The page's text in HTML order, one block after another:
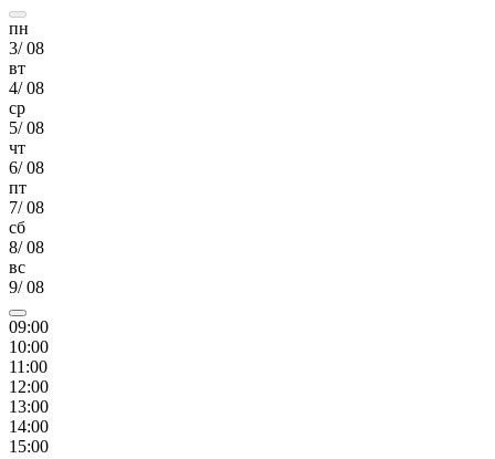
пн
3/08
вт
4/08
ср
5/08
чт
6/08
пт
7/08
сб
8/08
вс
9/08
09:00
10:00
11:00
12:00
13:00
14:00
15:00